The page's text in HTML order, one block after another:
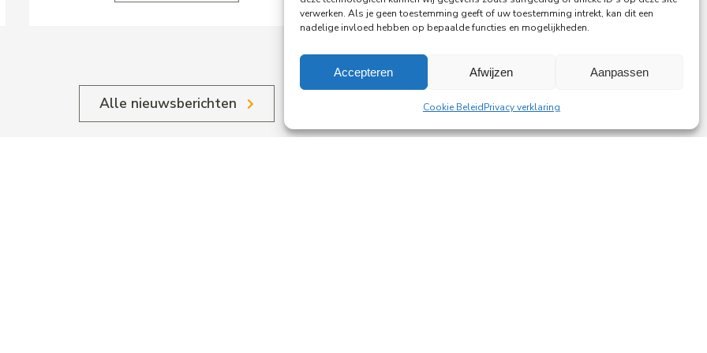
verwerken. Als je geen toestemming geeft of uw toestemming intrekt, kan dit een
nadelige invloed hebben op bepaalde functies en mogelijkheden.
Accepteren Afwijzen Aanpassen
Cookie BeleidPrivacy verklaring
Alle nieuwsberichten